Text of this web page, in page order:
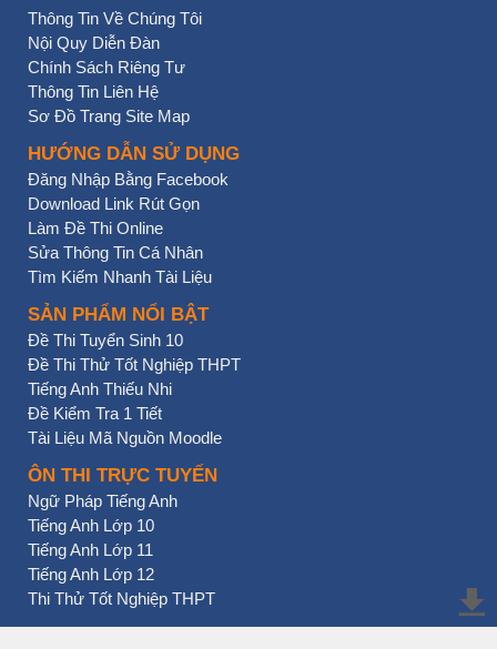
Thông Tin Về Chúng Tôi
Nội Quy Diễn Đàn
Chính Sách Riêng Tư
Thông Tin Liên Hệ
Sơ Đồ Trang Site Map
HƯỚNG DẪN SỬ DỤNG
Đăng Nhập Bằng Facebook
Download Link Rút Gọn
Làm Đề Thi Online
Sửa Thông Tin Cá Nhân
Tìm Kiếm Nhanh Tài Liệu
SẢN PHẨM NỔI BẬT
Đề Thi Tuyển Sinh 10
Đề Thi Thử Tốt Nghiệp THPT
Tiếng Anh Thiếu Nhi
Đề Kiểm Tra 1 Tiết
Tài Liệu Mã Nguồn Moodle
ÔN THI TRỰC TUYẾN
Ngữ Pháp Tiếng Anh
Tiếng Anh Lớp 10
Tiếng Anh Lớp 11
Tiếng Anh Lớp 12
Thi Thử Tốt Nghiệp THPT